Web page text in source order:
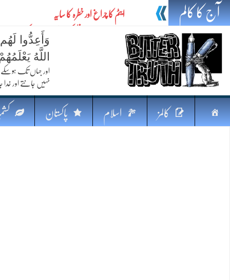
آج کا کالم ایٹم کا چراغ اور خطرہ کا سایہ
تیل،تلواراورتدبر:خلیج کی بدلتی بساط پرپاکستان
ایٹم کا نیا افق: طاقت، سیاست اور مشرقِ وسطیٰ
فکرِ اقبال اورامنِ عالم میں پاکستان کاکردار
جہاں ایک لہر دنیا بدل سکتی ہے
پردہ وبیانیہ
وَأَعِدُّوا
اللَّهُ
اور جہاں تک
نہیں جانتے اور خدا
صفحہ کالمز اسلام پاکستان